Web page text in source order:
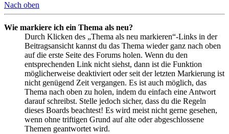
Nach oben
Wie markiere ich ein Thema als neu?
Durch Klicken des „Thema als neu markieren“-Links in der
Beitragsansicht kannst du das Thema wieder ganz nach oben
auf die erste Seite des Forums holen. Wenn du den
entsprechenden Link nicht siehst, dann ist die Funktion
möglicherweise deaktiviert oder seit der letzten Markierung ist
nicht genügend Zeit vergangen. Es ist auch möglich, das
Thema nach oben zu holen, indem du einfach eine Antwort
darauf schreibst. Stelle jedoch sicher, dass du die Regeln
dieses Boards beachtest! Es wird meist nicht gerne gesehen,
wenn ohne triftigen Grund auf alte oder abgeschlossene
Themen geantwortet wird.